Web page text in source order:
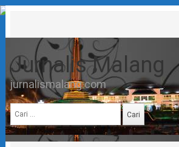
Jurnalis Malang
jurnalismalang.com
Cari
untuk: